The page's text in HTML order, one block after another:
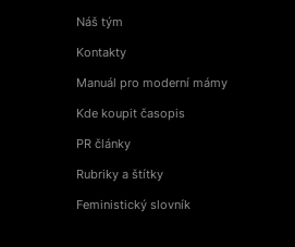
Náš tým
Kontakty
Manuál pro moderní mámy
Kde koupit časopis
PR články
Rubriky a štítky
Feministický slovník